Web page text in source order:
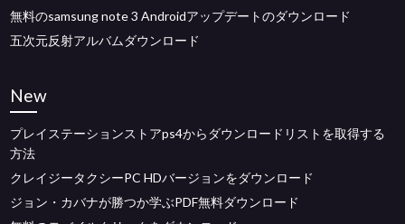
無料のsamsung note 3 Androidアップデートのダウンロード
五次元反射アルバムダウンロード
New
プレイステーションストアps4からダウンロードリストを取得する
方法
クレイジータクシーPC HDバージョンをダウンロード
ジョン・カバナが勝つか学ぶPDF無料ダウンロード